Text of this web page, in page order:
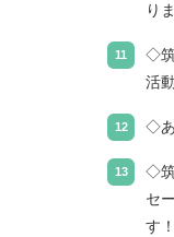
り
◇筑
活
◇あ
◇筑
セ
す！